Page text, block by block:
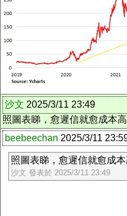
沙文 2025/3/11 23:49
照圖表睇，愈遲信就愈成本
beebeechan 2025/3/11
照圖表睇，愈遲信就愈成
沙文 發表於 2025/3/11 23:49